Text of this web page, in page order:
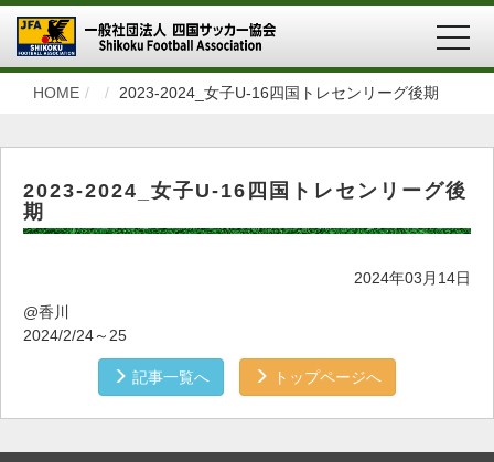
HOME 2023-2024_女子U-16四国トレセンリーグ後期
2023-2024_女子U-16四国トレセンリーグ後
期
2024年03月14日
@香川
2024/2/24～25
記事一覧へ トップページへ